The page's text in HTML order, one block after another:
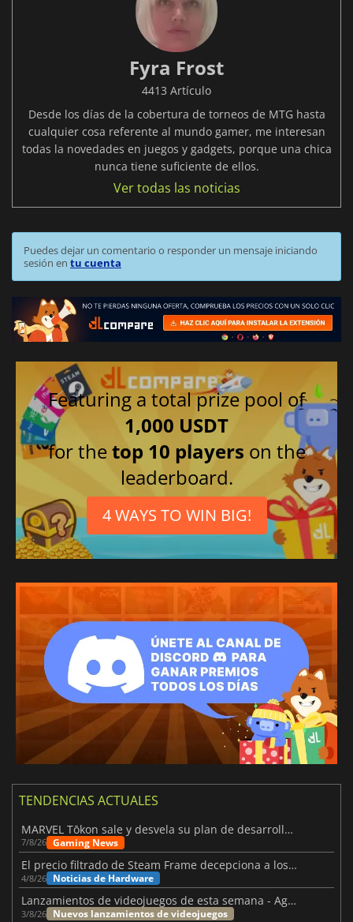
Fyra Frost
4413 Artículo
Desde los días de la cobertura de torneos de MTG hasta
cualquier cosa referente al mundo gamer, me interesan
todas la novedades en juegos y gadgets, porque una chica
nunca tiene suficiente de ellos.
Ver todas las noticias
Puedes dejar un comentario o responder un mensaje iniciando
sesión en tu cuenta
Featuring a total prize pool of
1,000 USDT
for thetop 10 players on the
leaderboard.
4 WAYS TO WIN BIG!
TENDENCIAS ACTUALES
MARVEL Tōkon sale y desvela su plan de desarrollo para el primer año
7/8/26 Gaming News
El precio filtrado de Steam Frame decepciona a los usuarios
4/8/26 Noticias de Hardware
Lanzamientos de videojuegos de esta semana - Agosto de 2026 (semana 32)
3/8/26 Nuevos lanzamientos de videojuegos